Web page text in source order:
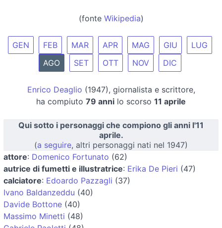
(fonte Wikipedia)
GEN FEB MAR APR MAG GIU
LUG
AGO
SET OTT NOV DIC
Enrico Deaglio (1947), giornalista e scrittore,
ha compiuto 79 anni lo scorso 11 aprile
Qui sotto i personaggi che compiono gli anni l'11
aprile.
(a seguire, altri personaggi nati nel 1947)
attore: Domenico Fortunato (62)
autrice di fumetti e illustratrice: Erika De Pieri (47)
calciatore: Edoardo Pazzagli (37)
Ivano Baldanzeddu (40)
Davide Bottone (40)
Massimo Minetti (48)